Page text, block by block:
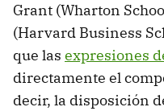
Grant (Wharton
(Harvard Business
que las expresiones
directamente el
decir, la disposición